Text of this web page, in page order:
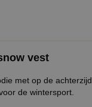
vest
met op de
de wintersport.